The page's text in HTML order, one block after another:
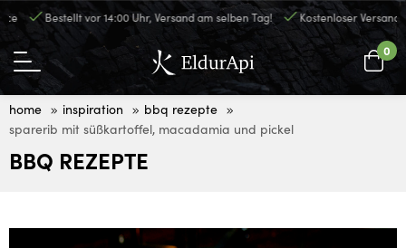
Bestellt vor 14:00 Uhr, Versand am selben Tag! Kostenloser Versand ab
0
home inspiration
bbq rezepte
sparerib mit süßkartoffel, macadamia und pickel
BBQ REZEPTE